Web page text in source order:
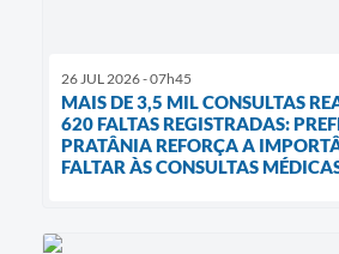
26 JUL 2026 - 07h45
MAIS DE 3,5 MIL CONSULTAS
620 FALTAS REGISTRADAS:
PRATÂNIA REFORÇA A
FALTAR ÀS CONSULTAS